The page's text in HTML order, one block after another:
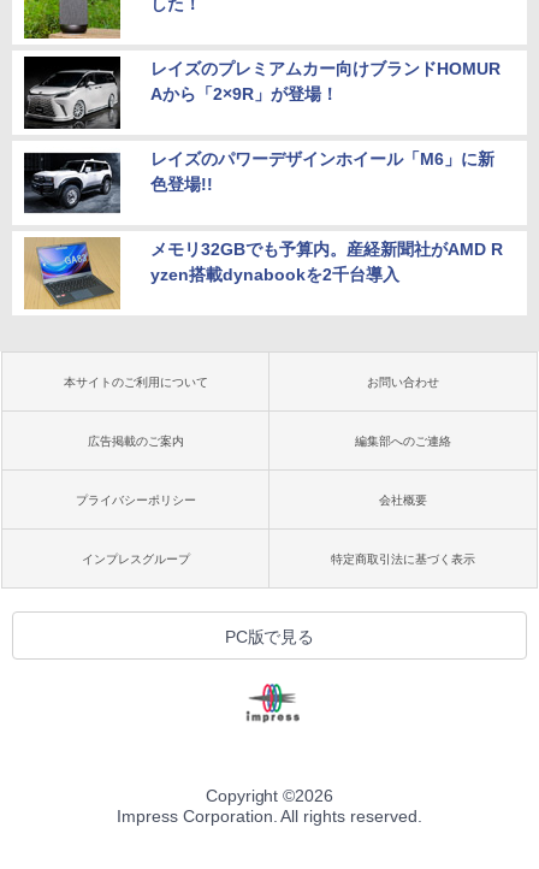
した！
レイズのプレミアムカー向けブランドHOMUR
Aから「2×9R」が登場！
レイズのパワーデザインホイール「M6」に新
色登場!!
メモリ32GBでも予算内。産経新聞社がAMD R
yzen搭載dynabookを2千台導入
本サイトのご利用について お問い合わせ
広告掲載のご案内 編集部へのご連絡
プライバシーポリシー 会社概要
インプレスグループ 特定商取引法に基づく表示
PC版で見る
Copyright ©2026
Impress Corporation. All rights reserved.